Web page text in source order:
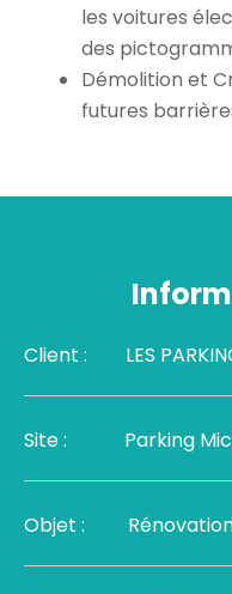
les voitures
des
Démolition et
futures
Client : LES
Site : Parking
Objet :